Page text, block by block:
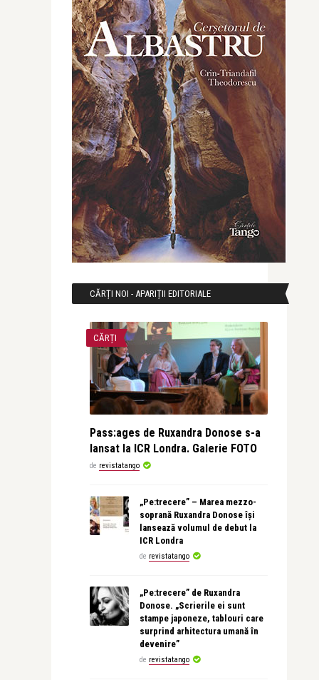
CĂRȚI NOI - APARIȚII EDITORIALE
CĂRȚI
Pass:ages de Ruxandra Donose s-a
lansat la ICR Londra. Galerie FOTO
de revistatango
„Pe:trecere” – Marea mezzo-
soprană Ruxandra Donose își
lansează volumul de debut la
ICR Londra
de revistatango
„Pe:trecere” de Ruxandra
Donose. „Scrierile ei sunt
stampe japoneze, tablouri care
surprind arhitectura umană în
devenire”
de revistatango